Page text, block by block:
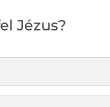
Jézus?